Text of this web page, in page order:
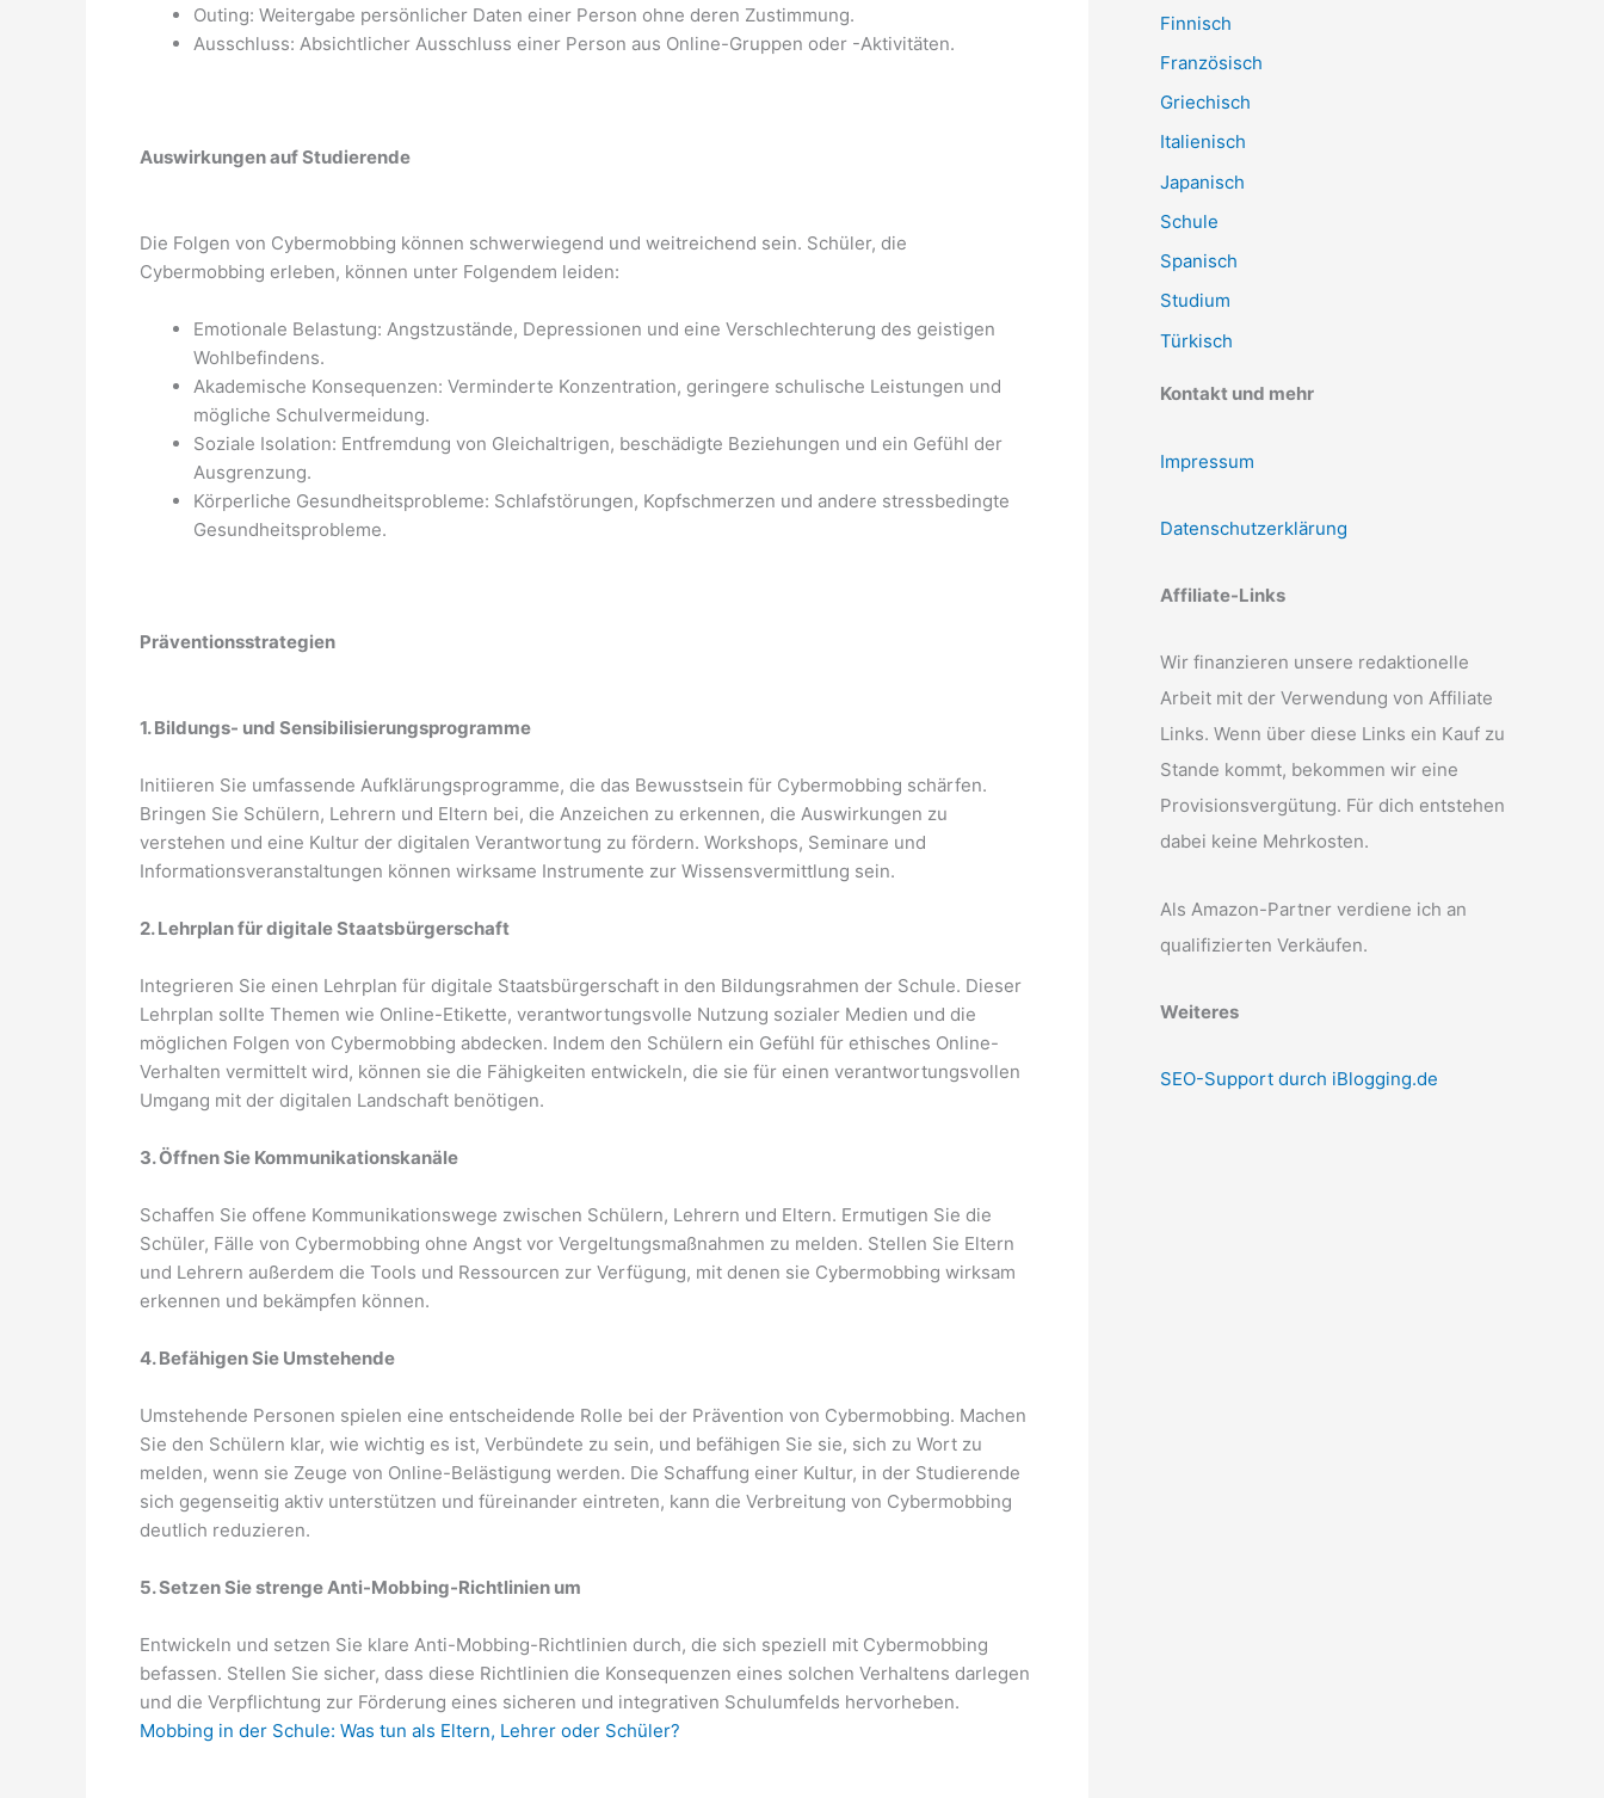
Outing: Weitergabe persönlicher Daten einer Person ohne deren Zustimmung.
Ausschluss: Absichtlicher Ausschluss einer Person aus Online-Gruppen oder -Aktivitäten.
Auswirkungen auf Studierende
Die Folgen von Cybermobbing können schwerwiegend und weitreichend sein. Schüler, die
Cybermobbing erleben, können unter Folgendem leiden:
Emotionale Belastung: Angstzustände, Depressionen und eine Verschlechterung des geistigen
Wohlbefindens.
Akademische Konsequenzen: Verminderte Konzentration, geringere schulische Leistungen und
mögliche Schulvermeidung.
Soziale Isolation: Entfremdung von Gleichaltrigen, beschädigte Beziehungen und ein Gefühl der
Ausgrenzung.
Körperliche Gesundheitsprobleme: Schlafstörungen, Kopfschmerzen und andere stressbedingte
Gesundheitsprobleme.
Präventionsstrategien
1. Bildungs- und Sensibilisierungsprogramme
Initiieren Sie umfassende Aufklärungsprogramme, die das Bewusstsein für Cybermobbing schärfen.
Bringen Sie Schülern, Lehrern und Eltern bei, die Anzeichen zu erkennen, die Auswirkungen zu
verstehen und eine Kultur der digitalen Verantwortung zu fördern. Workshops, Seminare und
Informationsveranstaltungen können wirksame Instrumente zur Wissensvermittlung sein.
2. Lehrplan für digitale Staatsbürgerschaft
Integrieren Sie einen Lehrplan für digitale Staatsbürgerschaft in den Bildungsrahmen der Schule. Dieser
Lehrplan sollte Themen wie Online-Etikette, verantwortungsvolle Nutzung sozialer Medien und die
möglichen Folgen von Cybermobbing abdecken. Indem den Schülern ein Gefühl für ethisches Online-
Verhalten vermittelt wird, können sie die Fähigkeiten entwickeln, die sie für einen verantwortungsvollen
Umgang mit der digitalen Landschaft benötigen.
3. Öffnen Sie Kommunikationskanäle
Schaffen Sie offene Kommunikationswege zwischen Schülern, Lehrern und Eltern. Ermutigen Sie die
Schüler, Fälle von Cybermobbing ohne Angst vor Vergeltungsmaßnahmen zu melden. Stellen Sie Eltern
und Lehrern außerdem die Tools und Ressourcen zur Verfügung, mit denen sie Cybermobbing wirksam
erkennen und bekämpfen können.
4. Befähigen Sie Umstehende
Umstehende Personen spielen eine entscheidende Rolle bei der Prävention von Cybermobbing. Machen
Sie den Schülern klar, wie wichtig es ist, Verbündete zu sein, und befähigen Sie sie, sich zu Wort zu
melden, wenn sie Zeuge von Online-Belästigung werden. Die Schaffung einer Kultur, in der Studierende
sich gegenseitig aktiv unterstützen und füreinander eintreten, kann die Verbreitung von Cybermobbing
deutlich reduzieren.
5. Setzen Sie strenge Anti-Mobbing-Richtlinien um
Entwickeln und setzen Sie klare Anti-Mobbing-Richtlinien durch, die sich speziell mit Cybermobbing
befassen. Stellen Sie sicher, dass diese Richtlinien die Konsequenzen eines solchen Verhaltens darlegen
und die Verpflichtung zur Förderung eines sicheren und integrativen Schulumfelds hervorheben.
Mobbing in der Schule: Was tun als Eltern, Lehrer oder Schüler?
Finnisch
Französisch
Griechisch
Italienisch
Japanisch
Schule
Spanisch
Studium
Türkisch
Kontakt und mehr
Impressum
Datenschutzerklärung
Affiliate-Links
Wir finanzieren unsere redaktionelle
Arbeit mit der Verwendung von Affiliate
Links. Wenn über diese Links ein Kauf zu
Stande kommt, bekommen wir eine
Provisionsvergütung. Für dich entstehen
dabei keine Mehrkosten.
Als Amazon-Partner verdiene ich an
qualifizierten Verkäufen.
Weiteres
SEO-Support durch iBlogging.de